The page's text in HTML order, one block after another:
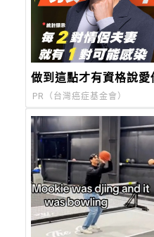
做到這點才有資格說愛
PR（台灣癌症基金會）